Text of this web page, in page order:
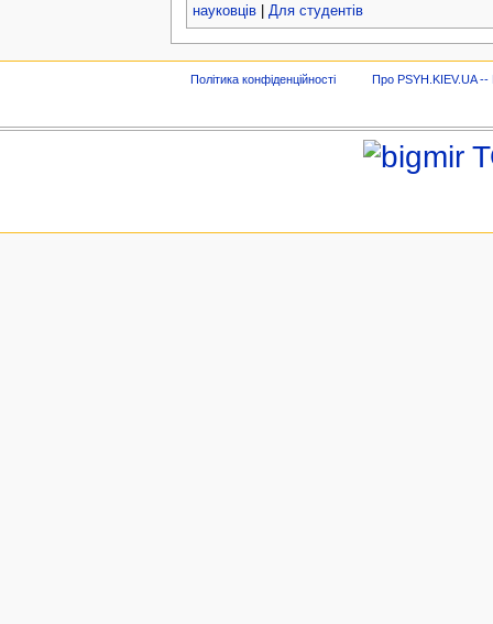
науковців| Для студентів
Політика конфіденційності Про PSYH.KIEV.UA --